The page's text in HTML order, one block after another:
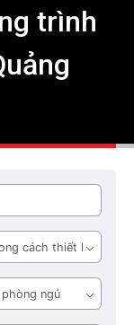
trình